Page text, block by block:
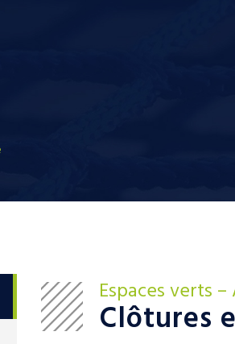
Clôtures
Espaces verts